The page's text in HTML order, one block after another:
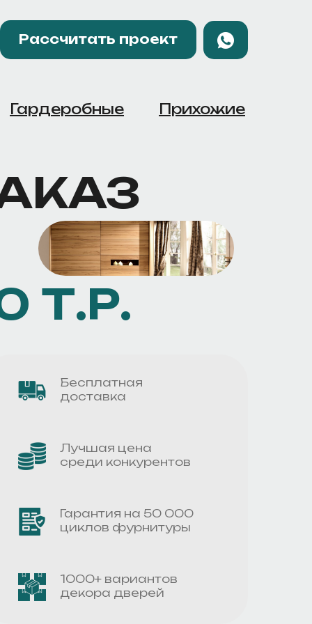
Т.Р.
Гардеробные Прихожие
Рассчитать проект
Бесплатная
доставка
Лучшая цена
среди конкурентов
Гарантия на 50 000
циклов фурнитуры
1000+ вариантов
декора дверей